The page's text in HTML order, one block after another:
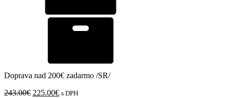
Doprava nad 200€ zadarmo /SR/
243.00€ Pôvodná
225.00€Aktuálna
s DPH